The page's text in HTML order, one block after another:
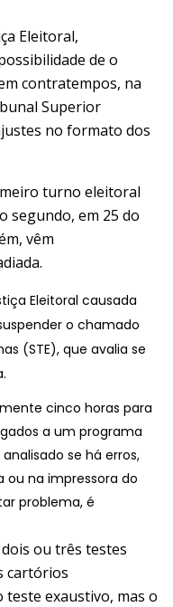
Eleitoral,
de o
contratempos, na
Superior
no formato dos
turno eleitoral
segundo, em 25 do
vêm
.
Eleitoral causada
o chamado
(STE), que avalia se
cinco horas para
a um programa
se há erros,
ou na impressora do
problema, é
ou três testes
cartórios
exaustivo, mas o